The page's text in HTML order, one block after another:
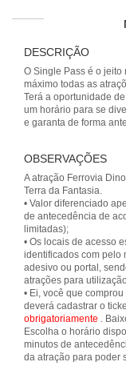
DESCRIÇÃO
O Single Pass é o
máximo todas as
Terá a oportunidade
um horário para se
e garanta de forma
OBSERVAÇÕES
A atração Ferrovia
Terra da Fantasia.
• Valor diferenciado
de antecedência de
limitadas);
• Os locais de acesso
identificados com pelo
adesivo ou portal,
atrações para
• Ei, você que
deverá cadastrar o
obrigatoriamente .
Escolha o horário
minutos de
da atração para poder